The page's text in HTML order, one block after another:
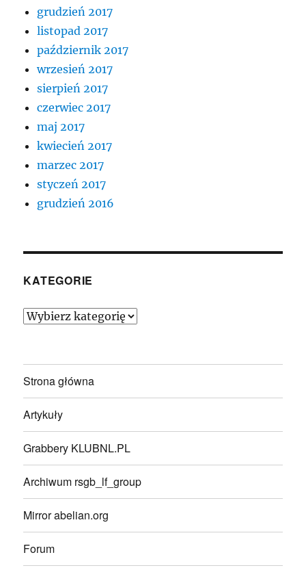
grudzień 2017
listopad 2017
październik 2017
wrzesień 2017
sierpień 2017
czerwiec 2017
maj 2017
kwiecień 2017
marzec 2017
styczeń 2017
grudzień 2016
KATEGORIE
Kategorie
Strona główna
Artykuły
Grabbery KLUBNL.PL
Archiwum rsgb_lf_group
Mirror abelian.org
Forum